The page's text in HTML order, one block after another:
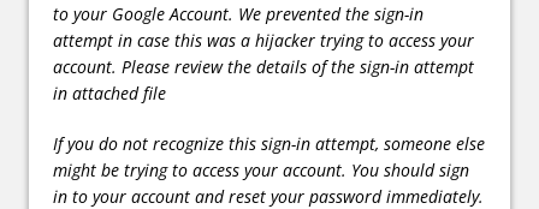
to your Google Account. We prevented the sign-in
attempt in case this was a hijacker trying to access your
account. Please review the details of the sign-in attempt
in attached file
If you do not recognize this sign-in attempt, someone else
might be trying to access your account. You should sign
in to your account and reset your password immediately.